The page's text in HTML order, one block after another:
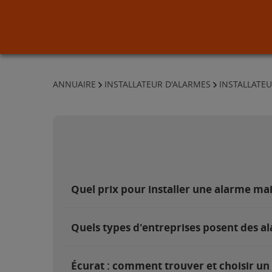
ANNUAIRE INSTALLATEUR D'ALARMES
Quel prix pour installer une alarme
Quels types d'entreprises posent des
Écurat : comment trouver et choisir